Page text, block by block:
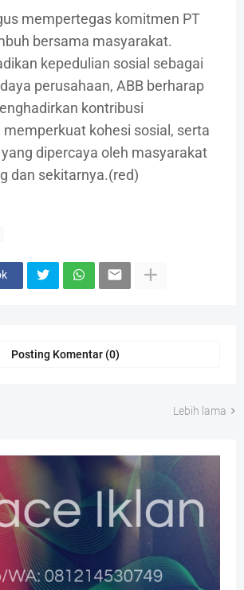
mempertegas komitmen PT
bersama masyarakat.
kepedulian sosial sebagai
perusahaan, ABB berharap
kontribusi
kohesi sosial, serta
dipercaya oleh masyarakat
dan sekitarnya.(red)
Posting Komentar (0)
Lebih lama